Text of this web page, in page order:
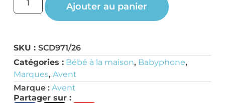
Ajouter au panier
SKU : SCD971/26
Catégories : Bébé à la maison, Babyphone,
Marques, Avent
Marque : Avent
Partager sur :